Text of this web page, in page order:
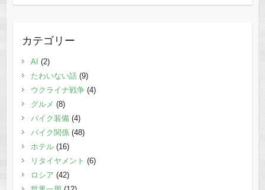
カテゴリー
AI (2)
たわいない話(9)
ウクライナ戦争(4)
グルメ (8)
バイク装備(4)
バイク関係(48)
ホテル(16)
リタイヤメント (6)
ロシア (42)